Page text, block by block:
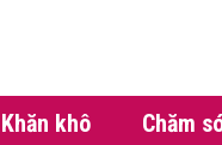
Khăn khô Chăm